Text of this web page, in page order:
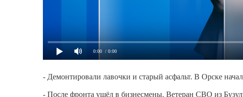
0:00 / 0:00
- Демонтировали лавочки и старый асфальт. В Орске
- После фронта ушёл в бизнесмены. Ветеран СВО из